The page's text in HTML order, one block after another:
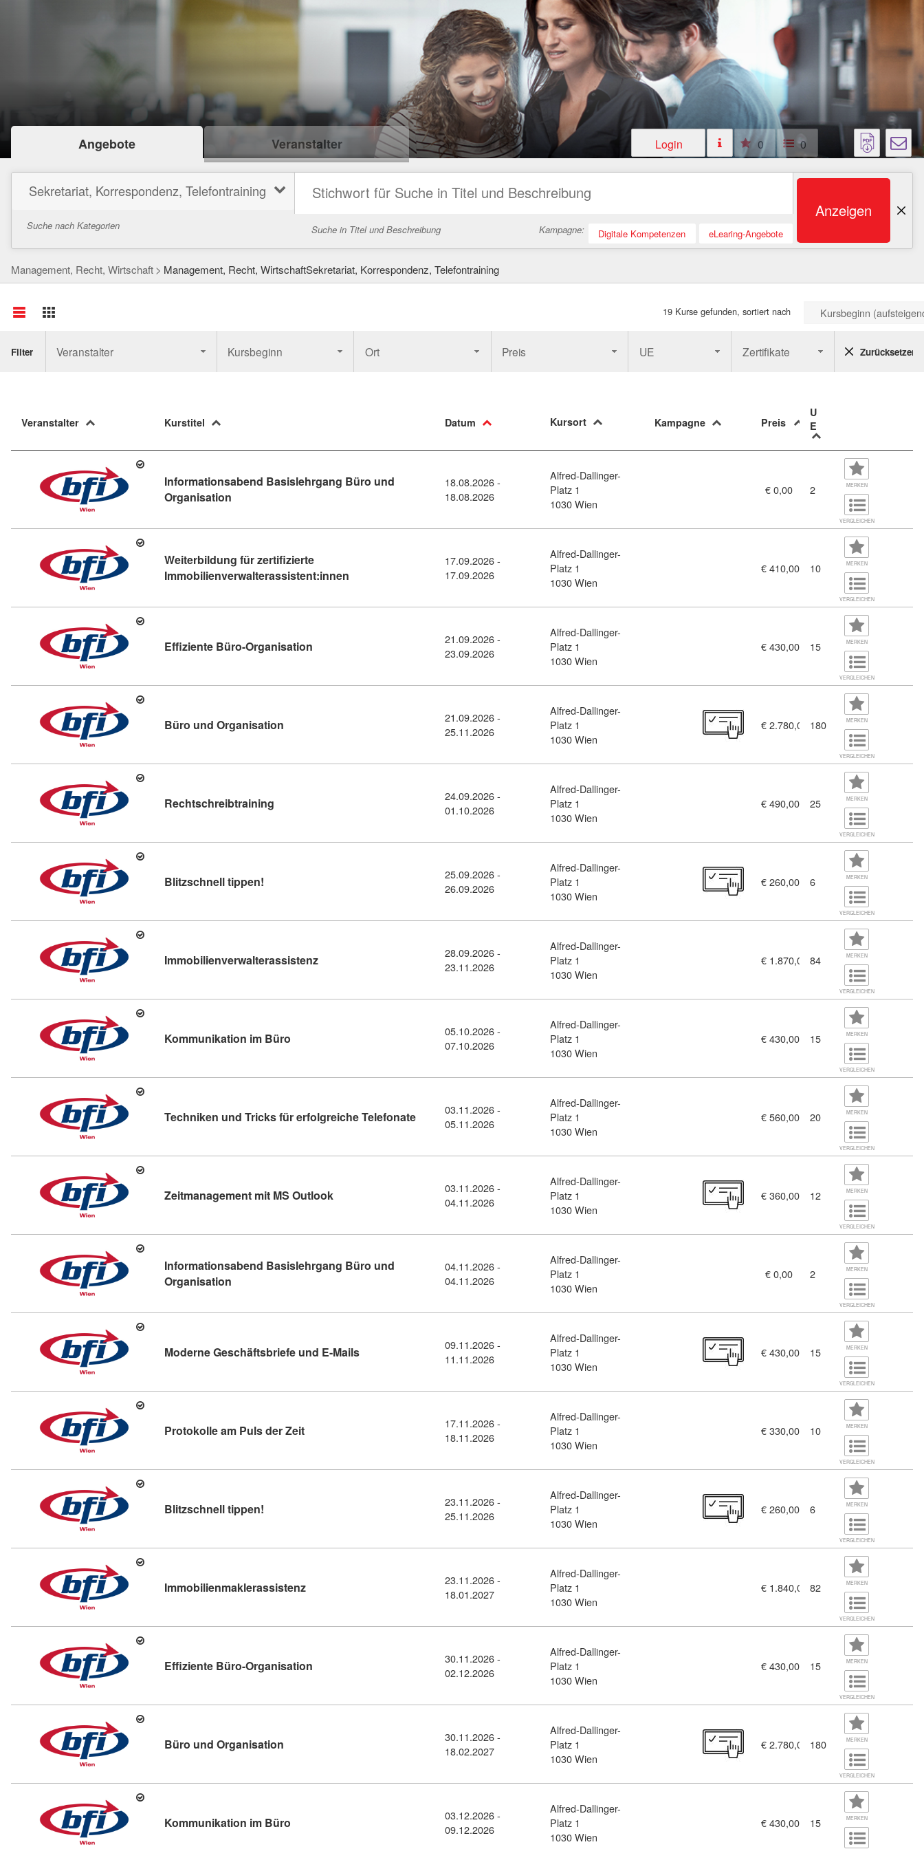
Login 0 0
Angebote Veranstalter
Sekretariat, Korrespondenz, Telefontraining
Suche nach Kategorien Suche in Titel und Beschreibung Kampagne: Digitale Kompetenzen eLearing-Angebote
Anzeigen
Management, Recht, Wirtschaft Management, Recht, WirtschaftSekretariat, Korrespondenz, Telefontraining
19 Kurse gefunden, sortiert nach Kursbeginn
Filter Veranstalter Kursbeginn Ort Preis UE Zertifikate Zurücksetzen
Veranstalter Kurstitel Datum Kursort Kampagne Preis
U
E
Informationsabend Basislehrgang Büro und
Organisation Kursdetail: Informationsabend Basislehrgang Büro und Organisation (11456228)
18.08.2026 -
18.08.2026
Alfred-Dallinger-
Platz 1
1030 Wien
€ 0,00 2 MERKEN
VERGLEICHEN
Weiterbildung für zertifizierte
Immobilienverwalterassistent:innen Kursdetail: Weiterbildung für zertifizierte Immobilienverwalterassistent:innen (11456129)
17.09.2026 -
17.09.2026
Alfred-Dallinger-
Platz 1
1030 Wien
€ 410,00 10 MERKEN
VERGLEICHEN
Effiziente Büro-Organisation Kursdetail: Effiziente Büro-Organisation (11456231)
21.09.2026 -
23.09.2026
Alfred-Dallinger-
Platz 1
1030 Wien
€ 430,00 15 MERKEN
VERGLEICHEN
Büro und Organisation Kursdetail: Büro und Organisation (11456229)
21.09.2026 -
25.11.2026
Alfred-Dallinger-
Platz 1
1030 Wien
€ 2.780,00 180 MERKEN
VERGLEICHEN
Rechtschreibtraining Kursdetail: Rechtschreibtraining (11456233)
24.09.2026 -
01.10.2026
Alfred-Dallinger-
Platz 1
1030 Wien
€ 490,00 25 MERKEN
VERGLEICHEN
Blitzschnell tippen! Kursdetail: Blitzschnell tippen! (11456261)25.09.2026 -
26.09.2026
Alfred-Dallinger-
Platz 1
1030 Wien
€ 260,00 6 MERKEN
VERGLEICHEN
ImmobilienverwalterassistenzKursdetail: Immobilienverwalterassistenz (11456066)
28.09.2026 -
23.11.2026
Alfred-Dallinger-
Platz 1
1030 Wien
€ 1.870,00 84 MERKEN
VERGLEICHEN
Kommunikation im Büro Kursdetail: Kommunikation im Büro (11456235)
05.10.2026 -
07.10.2026
Alfred-Dallinger-
Platz 1
1030 Wien
€ 430,00 15 MERKEN
VERGLEICHEN
Techniken und Tricks für erfolgreiche TelefonateKursdetail: Techniken und Tricks für erfolgreiche Telefonate (11456259)
03.11.2026 -
05.11.2026
Alfred-Dallinger-
Platz 1
1030 Wien
€ 560,00 20 MERKEN
VERGLEICHEN
Zeitmanagement mit MS OutlookKursdetail: Zeitmanagement mit MS Outlook (11456237)
03.11.2026 -
04.11.2026
Alfred-Dallinger-
Platz 1
1030 Wien
€ 360,00 12 MERKEN
VERGLEICHEN
Informationsabend Basislehrgang Büro und
Organisation Kursdetail: Informationsabend Basislehrgang Büro und Organisation (11456341)
04.11.2026 -
04.11.2026
Alfred-Dallinger-
Platz 1
1030 Wien
€ 0,00 2 MERKEN
VERGLEICHEN
Moderne Geschäftsbriefe und E-Mails Kursdetail: Moderne Geschäftsbriefe und E-Mails (11456238)
09.11.2026 -
11.11.2026
Alfred-Dallinger-
Platz 1
1030 Wien
€ 430,00 15 MERKEN
VERGLEICHEN
Protokolle am Puls der ZeitKursdetail: Protokolle am Puls der Zeit (11456239)
17.11.2026 -
18.11.2026
Alfred-Dallinger-
Platz 1
1030 Wien
€ 330,00 10 MERKEN
VERGLEICHEN
Blitzschnell tippen! Kursdetail: Blitzschnell tippen! (11456262)23.11.2026 -
25.11.2026
Alfred-Dallinger-
Platz 1
1030 Wien
€ 260,00 6 MERKEN
VERGLEICHEN
ImmobilienmaklerassistenzKursdetail: Immobilienmaklerassistenz (11456067)
23.11.2026 -
18.01.2027
Alfred-Dallinger-
Platz 1
1030 Wien
€ 1.840,00 82 MERKEN
VERGLEICHEN
Effiziente Büro-Organisation Kursdetail: Effiziente Büro-Organisation (11456232)
30.11.2026 -
02.12.2026
Alfred-Dallinger-
Platz 1
1030 Wien
€ 430,00 15 MERKEN
VERGLEICHEN
Büro und Organisation Kursdetail: Büro und Organisation (11456230)
30.11.2026 -
18.02.2027
Alfred-Dallinger-
Platz 1
1030 Wien
€ 2.780,00 180 MERKEN
VERGLEICHEN
Kommunikation im Büro Kursdetail: Kommunikation im Büro (11456236)
03.12.2026 -
09.12.2026
Alfred-Dallinger-
Platz 1
1030 Wien
€ 430,00 15 MERKEN